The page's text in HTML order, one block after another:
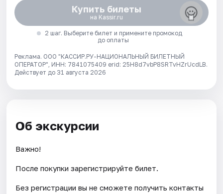
Купить билеты
на Kassir.ru
2 шаг. Выберите билет и примените промокод
до оплаты
Реклама. ООО "КАССИР.РУ-НАЦИОНАЛЬНЫЙ БИЛЕТНЫЙ
ОПЕРАТОР", ИНН: 7841075409 erid: 25H8d7vbP8SRTvHZrUcdLB.
Действует до 31 августа 2026
Об экскурсии
Важно!
После покупки зарегистрируйте билет.
Без регистрации вы не сможете получить контакты